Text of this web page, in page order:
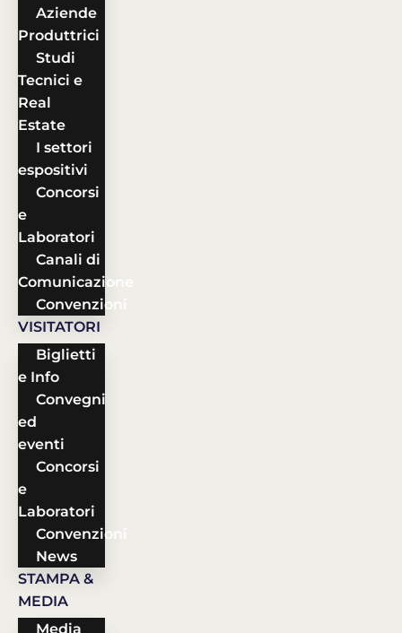
Aziende
Produttrici
Studi
Tecnici e
Real
Estate
I settori
espositivi
Concorsi
e
Laboratori
Canali di
Comunicazione
Convenzioni
VISITATORI
Biglietti
e Info
Convegni
ed
eventi
Concorsi
e
Laboratori
Convenzioni
News
STAMPA &
MEDIA
Media